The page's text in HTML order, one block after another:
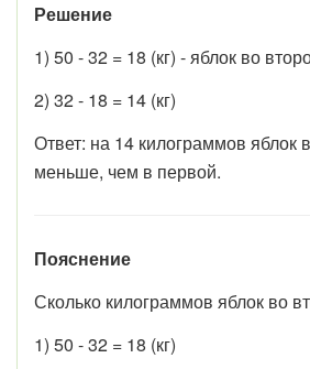
Решение
1) 50 - 32 = 18 (кг) - яблок во
2) 32 - 18 = 14 (кг)
Ответ: на 14 килограммов яблок
меньше, чем в первой.
Пояснение
Сколько килограммов яблок во
1) 50 - 32 = 18 (кг)